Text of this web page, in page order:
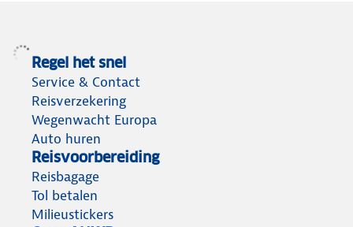
Regel het snel
Service & Contact
Reisverzekering
Wegenwacht Europa
Auto huren
Reisvoorbereiding
Reisbagage
Tol betalen
Milieustickers